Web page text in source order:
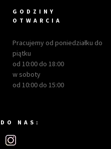
GODZINY
OTWARCIA
Pracujemy od poniedziałku do
piątku
od 10:00 do 18:00
w soboty
od 10:00 do 15:00
NAS: